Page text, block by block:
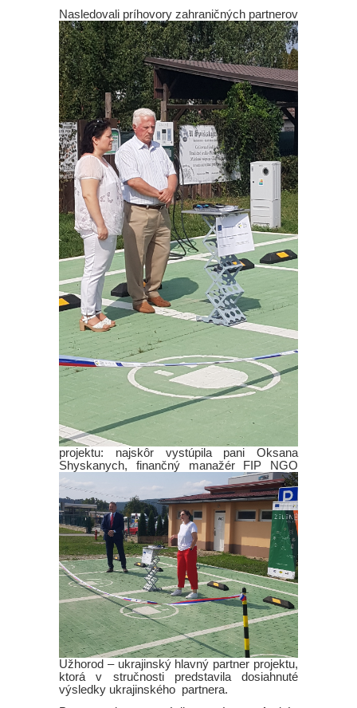
Nasledovali príhovory zahraničných partnerov
projektu: najskôr vystúpila pani Oksana
Shyskanych, finančný manažér FIP NGO
Užhorod – ukrajinský hlavný partner projektu,
ktorá v stručnosti predstavila dosiahnuté
výsledky ukrajinského partnera.